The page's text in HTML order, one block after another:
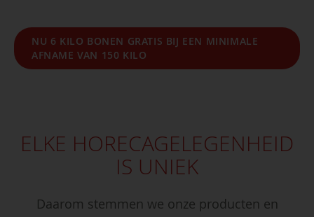
NU 6 KILO BONEN GRATIS BIJ EEN MINIMALE
AFNAME VAN 150 KILO
ELKE HORECAGELEGENHEID
IS UNIEK
Daarom stemmen we onze producten en